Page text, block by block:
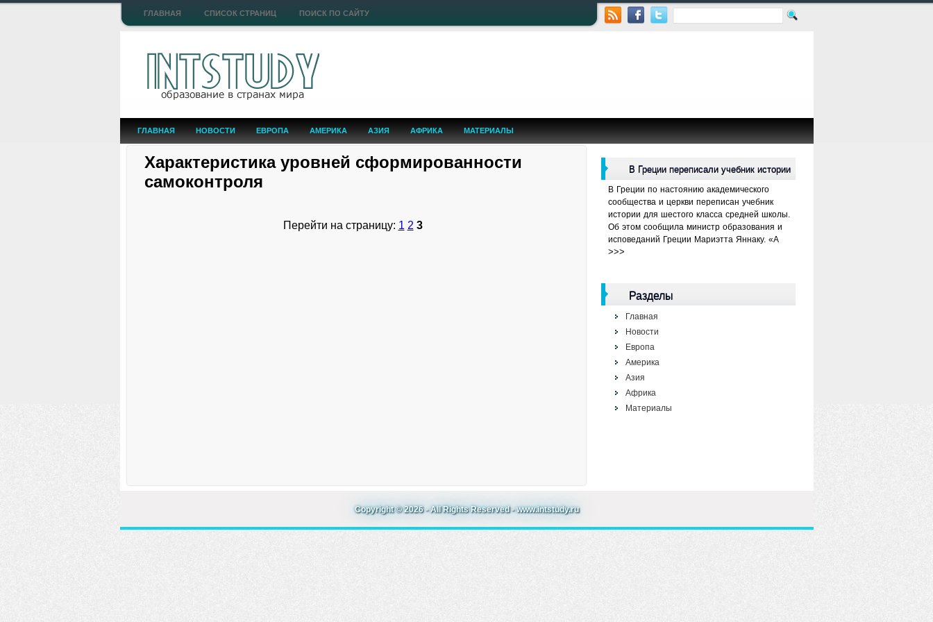
ГЛАВНАЯ СПИСОК СТРАНИЦ ПОИСК ПО САЙТУ
ГЛАВНАЯ НОВОСТИ ЕВРОПА АМЕРИКА АЗИЯ АФРИКА МАТЕРИАЛЫ
Характеристика уровней сформированности
самоконтроля
Перейти на страницу: 1 2 3
В Греции переписали учебник истории
В Греции по настоянию академического
сообщества и церкви переписан учебник
истории для шестого класса средней школы.
Об этом сообщила министр образования и
исповеданий Греции Мариэтта Яннаку. «А
>>>
Разделы
Главная
Новости
Европа
Америка
Азия
Африка
Материалы
Copyright © 2026 - All Rights Reserved - www.intstudy.ru